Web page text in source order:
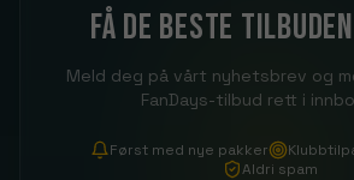
Få de beste
Meld deg på vårt nyhetsbrev og
FanDays-tilbud rett i
Først med nye pakker
Aldri spam